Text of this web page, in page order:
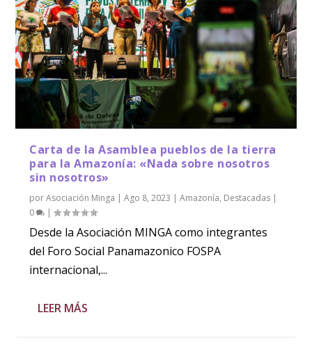
Carta de la Asamblea pueblos de la tierra
para la Amazonía: «Nada sobre nosotros
sin nosotros»
porAsociación Minga |Ago 8, 2023 |Amazonía, Destacadas |
0
|
Desde la Asociación MINGA como integrantes
del Foro Social Panamazonico FOSPA
internacional,...
LEER MÁS